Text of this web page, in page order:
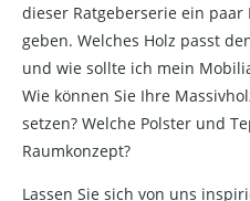
dieser Ratgeberserie ein
geben. Welches Holz passt
und wie sollte ich mein
Wie können Sie Ihre
setzen? Welche Polster und
Raumkonzept?
Lassen Sie sich von uns